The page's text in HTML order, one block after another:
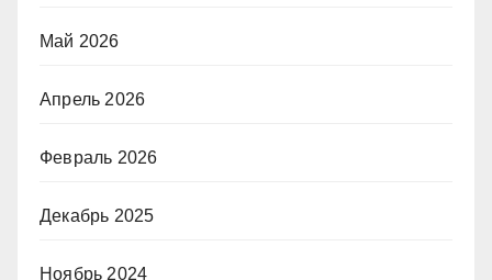
Май 2026
Апрель 2026
Февраль 2026
Декабрь 2025
Ноябрь 2024